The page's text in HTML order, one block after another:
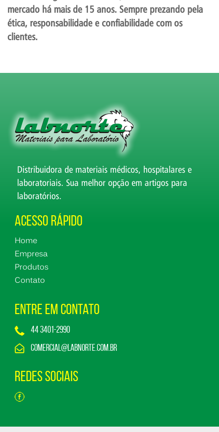
mercado há mais de 15 anos. Sempre prezando pela
ética, responsabilidade e confiabilidade com os
clientes.
Distribuidora de materiais médicos, hospitalares e
laboratoriais. Sua melhor opção em artigos para
laboratórios.
Acesso Rápido
Home
Empresa
Produtos
Contato
Entre em Contato
44 3401-2990
comercial@labnorte.com.br
Redes Sociais